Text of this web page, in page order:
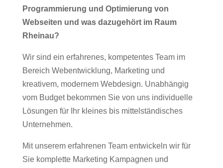
Programmierung und Optimierung von
Webseiten und was dazugehört im Raum
Rheinau?
Wir sind ein erfahrenes, kompetentes Team im
Bereich Webentwicklung, Marketing und
kreativem, modernem Webdesign. Unabhängig
vom Budget bekommen Sie von uns individuelle
Lösungen für Ihr kleines bis mittelständisches
Unternehmen.
Mit unserem erfahrenen Team entwickeln wir für
Sie komplette Marketing Kampagnen und